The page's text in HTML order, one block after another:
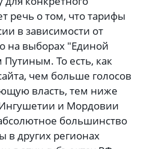
речь о том, что тарифы
в зависимости от
на выборах "Единой
То есть, как
чем больше голосов
власть, тем ниже
и Мордовии
большинство
в других регионах